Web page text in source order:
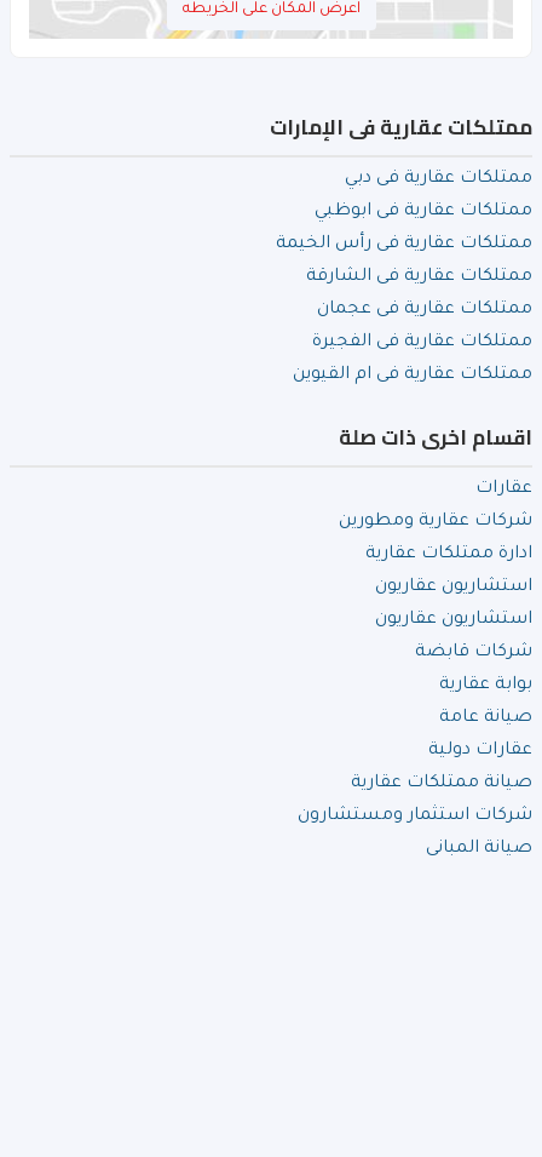
اعرض المكان على الخريطه
ممتلكات عقارية فى الإمارات
ممتلكات عقارية فى دبي
ممتلكات عقارية فى ابوظبي
ممتلكات عقارية فى رأس الخيمة
ممتلكات عقارية فى الشارقة
ممتلكات عقارية فى عجمان
ممتلكات عقارية فى الفجيرة
ممتلكات عقارية فى ام القيوين
اقسام اخرى ذات صلة
عقارات
شركات عقارية ومطورين
ادارة ممتلكات عقارية
استشاريون عقاريون
استشاريون عقاريون
شركات قابضة
بوابة عقارية
صيانة عامة
عقارات دولية
صيانة ممتلكات عقارية
شركات استثمار ومستشارون
صيانة المبانى